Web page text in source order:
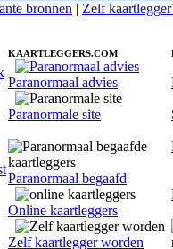
bronnen | Zelf
KAARTLEGGERS.COM
Paranormaal advies
Paranormale site
Paranormaal begaafd
Online kaartleggers
Zelf kaartlegger worden